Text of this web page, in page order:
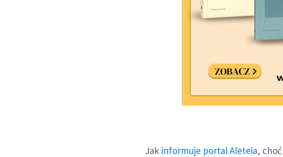
Jak informuje portal Aleteia,